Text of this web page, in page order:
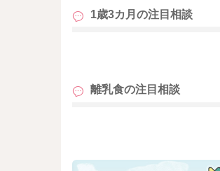
よろしくお願いいたします。
1歳3カ月の注目相談
離乳食の注目相談